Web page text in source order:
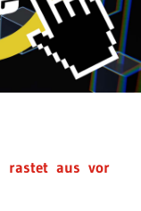
rastet aus vor